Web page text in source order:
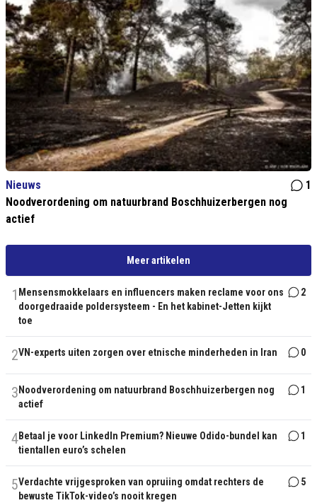
Nieuws
1
Noodverordening om natuurbrand Boschhuizerbergen nog
actief
Meer artikelen
1 Mensensmokkelaars en influencers maken reclame voor ons
doorgedraaide poldersysteem - En het kabinet-Jetten kijkt
toe
2
2VN-experts uiten zorgen over etnische minderheden in Iran 0
3 Noodverordening om natuurbrand Boschhuizerbergen nog
actief
1
4Betaal je voor LinkedIn Premium? Nieuwe Odido-bundel kan
tientallen euro’s schelen
1
5Verdachte vrijgesproken van opruiing omdat rechters de
bewuste TikTok-video’s nooit kregen
5